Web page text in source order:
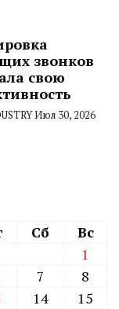
звонков
свою
Июл 30, 2026
Сб
Вс
1
7
8
14
15